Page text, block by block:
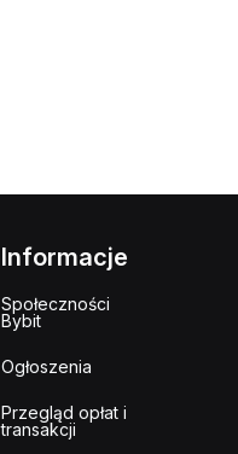
Informacje
Społeczności
Bybit
Ogłoszenia
Przegląd opłat i
transakcji